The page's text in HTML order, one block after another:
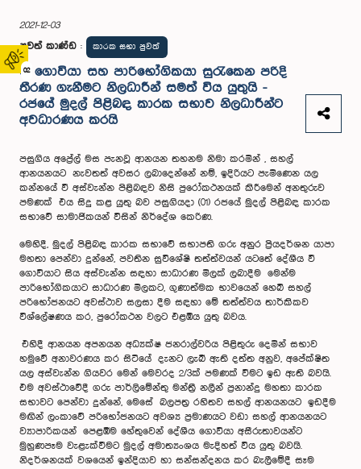
02
2021-12-03
පුවත් කාණ්ඩ : කාරක සභා පුවත්
වී ගොවියා සහ පාරිභෝගිකයා සුරැකෙන පරිදි
තීරණ ගැනීමට නිලධාරීන් සමත් විය යුතුයි -
රජයේ මුදල් පිළිබඳ කාරක සභාව නිලධාරීන්ට
අවධාරණය කරයි
පසුගිය අප්‍රේල් මස පැනවූ ආනයන තහනම නිමා කරමින් , සහල්
ආනයනයට නැවතත් අවසර ලබාදෙන්නේ නම්, ඉදිරියට පැමිණෙන යල
කන්නයේ වී අස්වැන්න පිළිබඳව නිසි පුරෝකථනයක් කිරීමෙන් අනතුරුව
පමණක් එය සිදු කළ යුතු බව පසුගියදා (01) රජයේ මුදල් පිළිබඳ කාරක
සභාවේ සාමාජිකයන් විසින් නිර්දේශ කෙරිණ.
මෙහිදී, මුදල් පිළිබඳ කාරක සභාවේ සභාපති ගරු අනුර ප්‍රියදර්ශන යාපා
මහතා පෙන්වා දුන්නේ, පවතින සුවිශේෂි තත්ත්වයන් යටතේ දේශීය වී
ගොවියාට සිය අස්වැන්න සඳහා සාධාරණ මිලක් ලබාදීම මෙන්ම
පාරිභෝගිකයාට සාධාරණ මිලකට, ගුණාත්මක භාවයෙන් හෙබි සහල්
පරිභෝජනයට අවස්ථාව සලසා දීම සඳහා මේ තත්ත්වය තාර්කිකව
විශ්ලේෂණය කර, පුරෝකථන වලට එළඹිය යුතු බවය.
එහිදී ආනයන අපනයන අධ්‍යක්ෂ ජනරාල්වරිය පිළිතුරු දෙමින් සභාව
හමුවේ අනාවරණය කර සිටියේ දැනට ලැබී ඇති දත්ත අනුව, අපේක්ෂිත
යල අස්වැන්න ගියවර මෙන් මෙවරද 2/3ක් පමණක් වීමට ඉඩ ඇති බවයි.
එම අවස්ථාවේදී ගරු පාර්ලිමේන්තු මන්ත්‍රී නලීන් ප්‍රනාන්දු මහතා කාරක
සභාවට පෙන්වා දුන්නේ, මෙසේ බලපත්‍ර රහිතව සහල් ආනයනයට ඉඩදීම
මඟින් ලංකාවේ පරිභෝජනයට අවශ්‍ය ප්‍රමාණයට වඩා සහල් ආනයනයට
ව්‍යාපාරිකයන් පෙළඹීම හේතුවෙන් දේශීය ගොවියා අසීරුතාවයන්ට
මුහුණපෑම වැළැක්වීමට මුදල් අමාත්‍යංශය මැදිහත් විය යුතු බවයි.
නිදර්ශනයක් වශයෙන් ඉන්දියාව හා සන්සන්දනය කර බැලීමේදී සෑම